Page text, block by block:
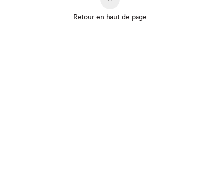
Retour en haut de page